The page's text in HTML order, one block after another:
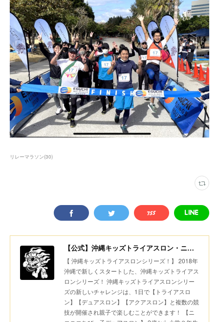
リレーマラソン(30)
【公式】沖縄キッズトライアスロン・ニコニコちびっ子デュアスロン・美ら島スポーツ
【 沖縄キッズトライアスロンシリーズ！】 2018年
沖縄で新しくスタートした、沖縄キッズトライアス
ロンシリーズ！ 沖縄キッズトライアスロンシリー
ズの新しいチャレンジは、1日で【トライアスロ
ン】【デュアスロン】【アクアスロン】と複数の競
技が開催され親子で楽しむことができます！ 【ニ